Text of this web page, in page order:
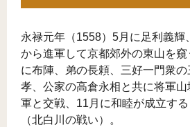
永禄元年（1558）5月に足利義輝
から進軍して京都郊外の東山を
に布陣、弟の長頼、三好一門衆
孝、公家の高倉永相と共に将軍
軍と交戦、11月に和睦が成立す
（北白川の戦い）。